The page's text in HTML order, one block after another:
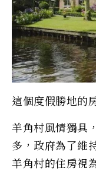
這個度假勝地的
羊角村風情獨具
多，政府為了維
羊角村的住房視